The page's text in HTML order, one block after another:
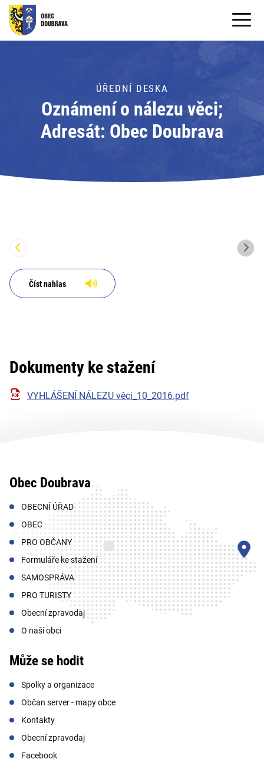
OBECNÍ ÚŘAD
PRO OBČANY
Formuláře ke stažení
PRO TURISTY
ÚŘEDNÍ DESKA
Oznámení o nálezu věci;
Adresát: Obec Doubrava
Číst nahlas
Dokumenty ke stažení
VYHLÁŠENÍ NÁLEZU věci_10_2016.pdf
Obec Doubrava
OBECNÍ ÚŘAD
OBEC
PRO OBČANY
Formuláře ke stažení
SAMOSPRÁVA
PRO TURISTY
Obecní zpravodaj
O naší obci
Může se hodit
Spolky a organizace
Občan server - mapy obce
Kontakty
Obecní zpravodaj
Facebook